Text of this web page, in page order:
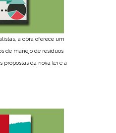
a obra oferece um
de manejo de resíduos
propostas da nova lei e a